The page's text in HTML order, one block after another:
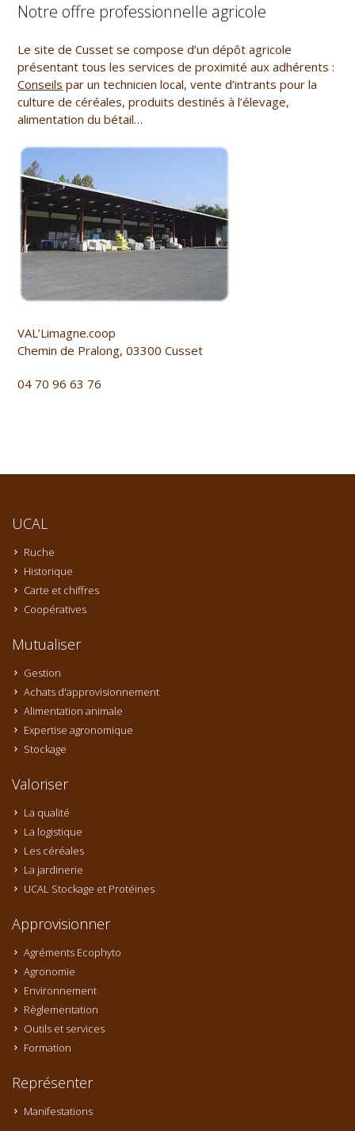
Notre offre professionnelle agricole
Le site de Cusset se compose d’un dépôt agricole
présentant tous les services de proximité aux adhérents :
Conseils par un technicien local, vente d’intrants pour la
culture de céréales, produits destinés à l’élevage,
alimentation du bétail…
VAL’Limagne.coop
Chemin de Pralong, 03300 Cusset
04 70 96 63 76
UCAL
Ruche
Historique
Carte et chiffres
Coopératives
Mutualiser
Gestion
Achats d'approvisionnement
Alimentation animale
Expertise agronomique
Stockage
Valoriser
La qualité
La logistique
Les céréales
La jardinerie
UCAL Stockage et Protéines
Approvisionner
Agréments Ecophyto
Agronomie
Environnement
Règlementation
Outils et services
Formation
Représenter
Manifestations